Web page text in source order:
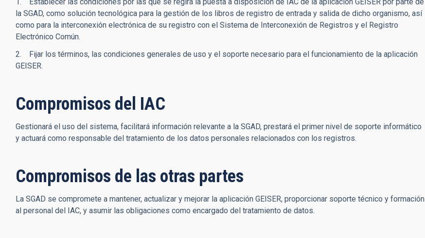
la SGAD, como solución tecnológica para la gestión de los libros de registro de entrada y salida de dicho organismo, así
como para la interconexión electrónica de su registro con el Sistema de Interconexión de Registros y el Registro
Electrónico Común.
2. Fijar los términos, las condiciones generales de uso y el soporte necesario para el funcionamiento de la aplicación
GEISER.
Compromisos del IAC
Gestionará el uso del sistema, facilitará información relevante a la SGAD, prestará el primer nivel de soporte informático
y actuará como responsable del tratamiento de los datos personales relacionados con los registros.
Compromisos de las otras partes
La SGAD se compromete a mantener, actualizar y mejorar la aplicación GEISER, proporcionar soporte técnico y formación
al personal del IAC, y asumir las obligaciones como encargado del tratamiento de datos.